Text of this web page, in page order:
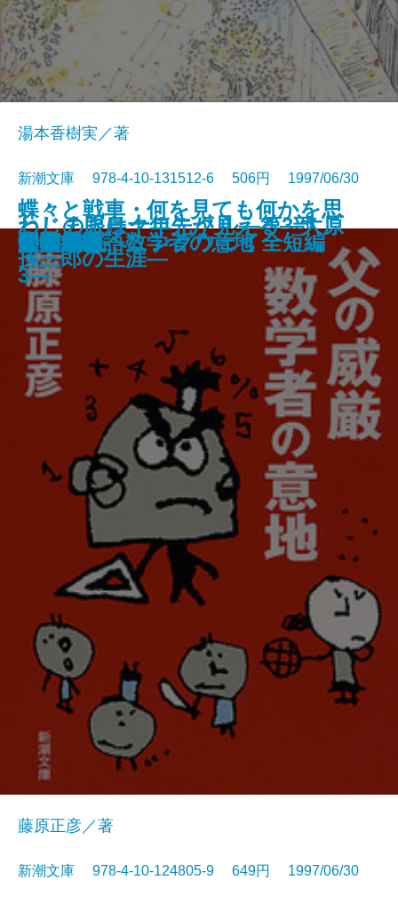
ねじまき鳥クロニクル―第3部
鳥刺し男編―
晏子〔一〕
晏子〔二〕
トゥインクル・ボーイ
流星たちの宴
陋巷に在り〔2〕呪の巻
リヴィエラを撃て〔上〕
リヴィエラを撃て〔下〕
天狗争乱
ポプラの秋
湯本香樹実／著
新潮文庫 978-4-10-131512-6 506円 1997/06/30
父の威厳 数学者の意地
藤原正彦／著
新潮文庫 978-4-10-124805-9 649円 1997/06/30
天鵞絨物語
家族趣味
牛への道
わしの眼は十年先が見える―大原
孫三郎の生涯―
母の影
閉鎖病棟
蝶々と戦車・何を見ても何かを思
いだす―ヘミングウェイ全短編
3―
明和絵暦
夕顔